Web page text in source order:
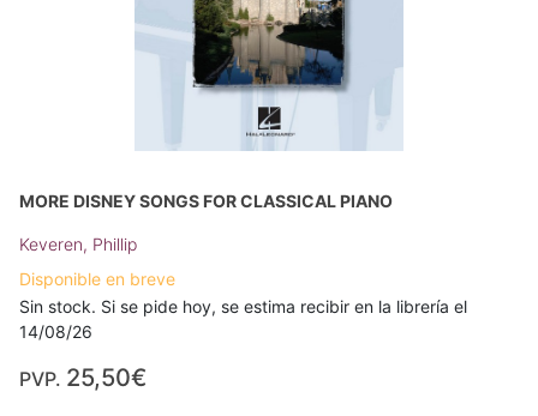
MORE DISNEY SONGS FOR CLASSICAL PIANO
Keveren, Phillip
Disponible en breve
Sin stock. Si se pide hoy, se estima recibir en la librería el
14/08/26
PVP. 25,50€